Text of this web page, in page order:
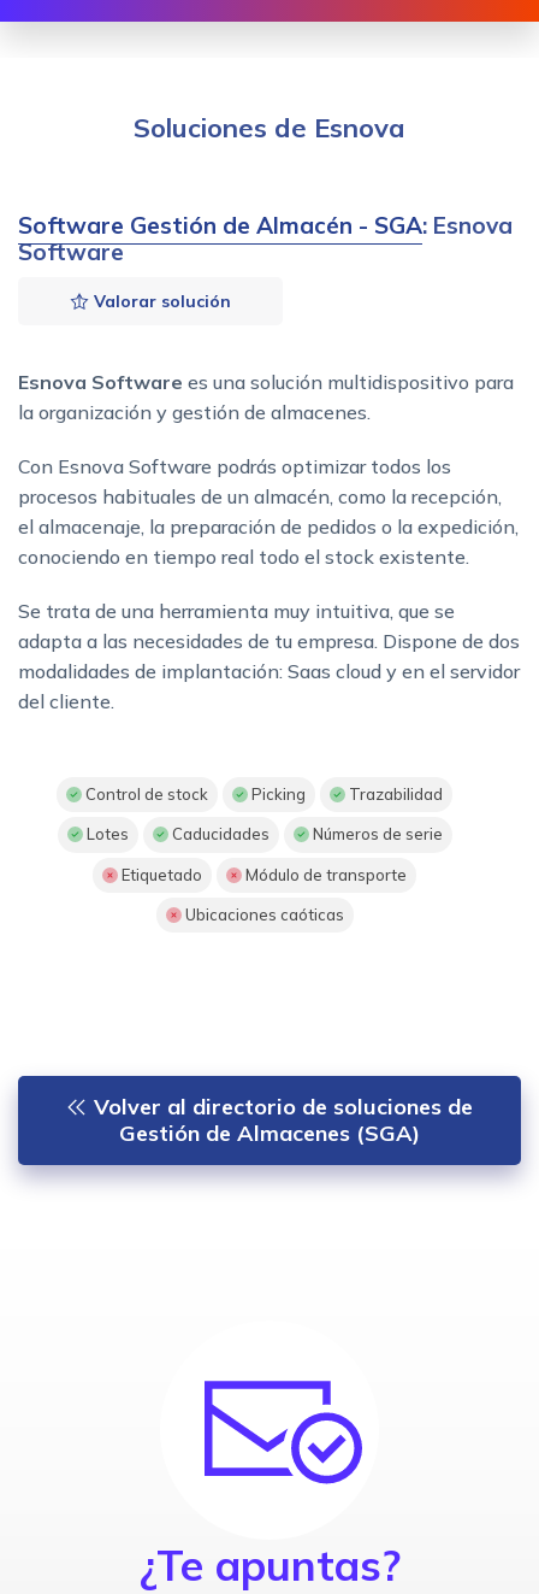
Soluciones de Esnova
Software Gestión de Almacén - SGA: Esnova
Software
Valorar solución
Esnova Software es una solución multidispositivo para
la organización y gestión de almacenes.
Con Esnova Software podrás optimizar todos los
procesos habituales de un almacén, como la recepción,
el almacenaje, la preparación de pedidos o la expedición,
conociendo en tiempo real todo el stock existente.
Se trata de una herramienta muy intuitiva, que se
adapta a las necesidades de tu empresa. Dispone de dos
modalidades de implantación: Saas cloud y en el servidor
del cliente.
Control de stock Picking Trazabilidad
Lotes Caducidades Números de serie
Etiquetado Módulo de transporte
Ubicaciones caóticas
Volver al directorio de soluciones de
Gestión de Almacenes (SGA)
¿Te apuntas?